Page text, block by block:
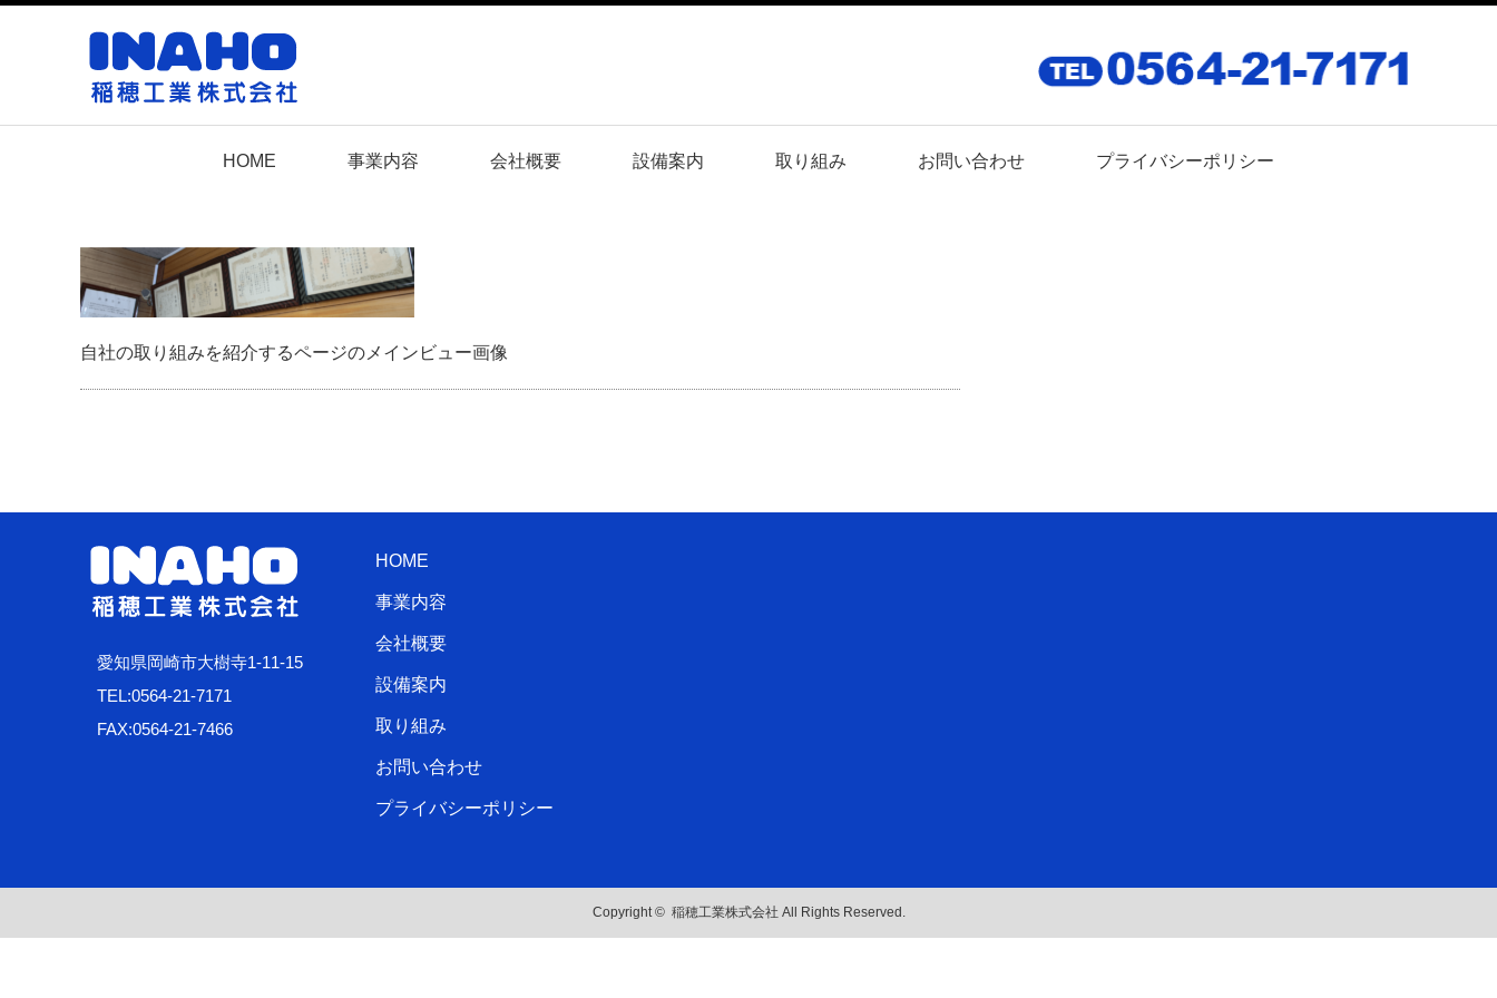
HOME 事業内容 会社概要 設備案内 取り組み お問い合わせ プライバシーポリシー
自社の取り組みを紹介するページのメインビュー画像
HOME
事業内容
会社概要
設備案内
取り組み
お問い合わせ
プライバシーポリシー
愛知県岡崎市大樹寺1-11-15
TEL:0564-21-7171
FAX:0564-21-7466
Copyright © 稲穂工業株式会社 All Rights Reserved.